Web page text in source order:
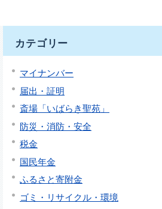
カテゴリー
マイナンバー
届出・証明
斎場「いばらき聖苑」
防災・消防・安全
税金
国民年金
ふるさと寄附金
ゴミ・リサイクル・環境